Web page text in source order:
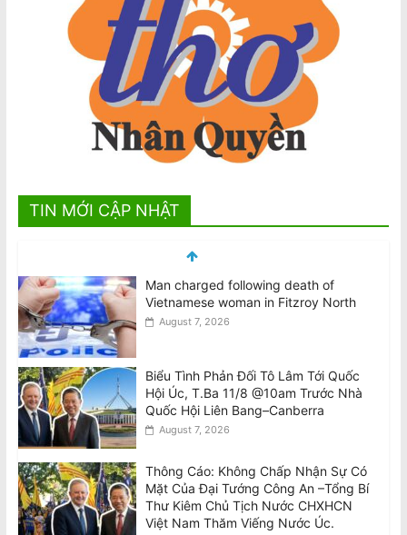
TIN MỚI CẬP NHẬT
Man charged following death of
Vietnamese woman in Fitzroy North
August 7, 2026
Biểu Tình Phản Đối Tô Lâm Tới Quốc
Hội Úc, T.Ba 11/8 @10am Trước Nhà
Quốc Hội Liên Bang–Canberra
August 7, 2026
Thông Cáo: Không Chấp Nhận Sự Có
Mặt Của Đại Tướng Công An –Tổng Bí
Thư Kiêm Chủ Tịch Nước CHXHCN
Việt Nam Thăm Viếng Nước Úc.